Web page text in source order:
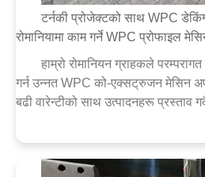
टर्नकी प्रोजेक्टको साथ WPC
रोमानियामा काम गर्ने WPC प्रोफाइल
हाम्रो रोमानियन ग्राहकले
गर्न उन्नत WPC को-एक्सट्रुजन मेसिन
बढी वारेन्टीको साथ उत्पादनहरू प्रस्ताव